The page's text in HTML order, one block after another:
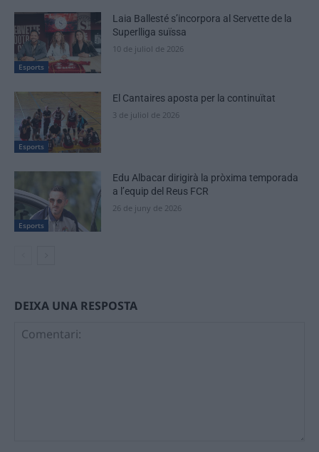
Esports
Laia Ballesté s’incorpora al Servette de la
Superlliga suïssa
10 de juliol de 2026
Esports
El Cantaires aposta per la continuïtat
3 de juliol de 2026
Esports
Edu Albacar dirigirà la pròxima temporada
a l’equip del Reus FCR
26 de juny de 2026
DEIXA UNA RESPOSTA